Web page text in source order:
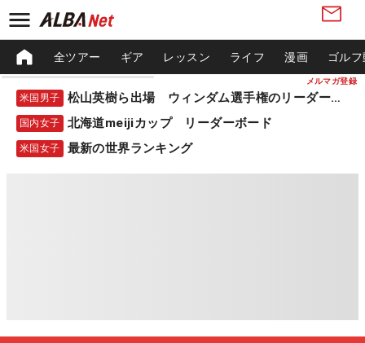
メルマガ登録
全ツアー ギア レッスン ライフ 漫画 ゴル
米国男子 松山英樹ら出場 ウィンダム選手権のリーダーボード
国内女子 北海道meijiカップ リーダーボード
米国女子 最新の世界ランキング